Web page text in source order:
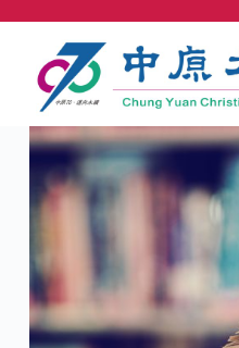
跳
主
內
容